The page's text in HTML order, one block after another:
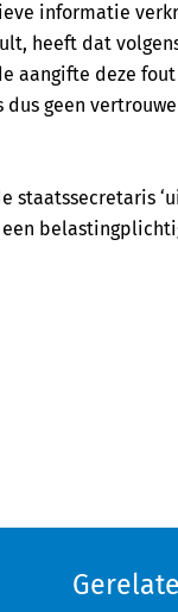
informatie
heeft dat
aangifte deze fout
geen
staatssecretaris